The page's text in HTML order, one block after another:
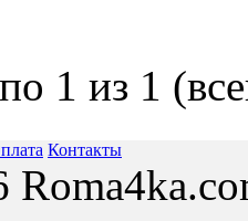
1 из 1
Контакты